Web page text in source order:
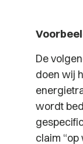
De
doen wij
wordt
claim